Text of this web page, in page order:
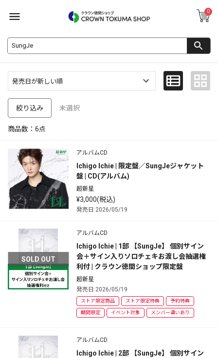
0
絞り込み 未選択
商品数： 6点
アルバムCD
Ichigo Ichie | 限定盤／SungJeジャケット
盤 | CD(アルバム)
超新星
¥3,000(税込)
発売日 2026/05/19
SOLD OUT
アルバムCD
Ichigo Ichie | 1部 【SungJe】 個別サイン
会＋サイン入りソロチェキお渡し会抽選権
利付 | クラウン徳間ショップ限定盤
超新星
発売日 2026/05/19
ストア限定商品 ストア限定特典 予約特典
期間限定 イベント対象 メンバー違いあり
アルバムCD
Ichigo Ichie | 2部 【SungJe】 個別サイン